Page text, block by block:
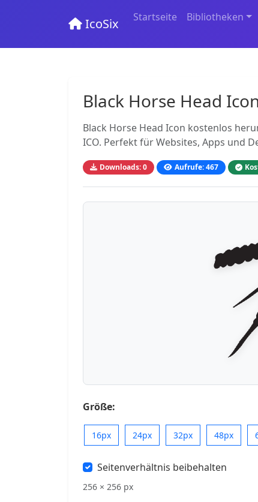
IcoSix Startseite Bibliotheken
Black Horse Head Icon
Black Horse Head Icon kostenlos
ICO. Perfekt für Websites, Apps und
Downloads: 0 Aufrufe: 467
Größe:
16px 24px 32px 48px
Seitenverhältnis beibehalten
256 × 256 px